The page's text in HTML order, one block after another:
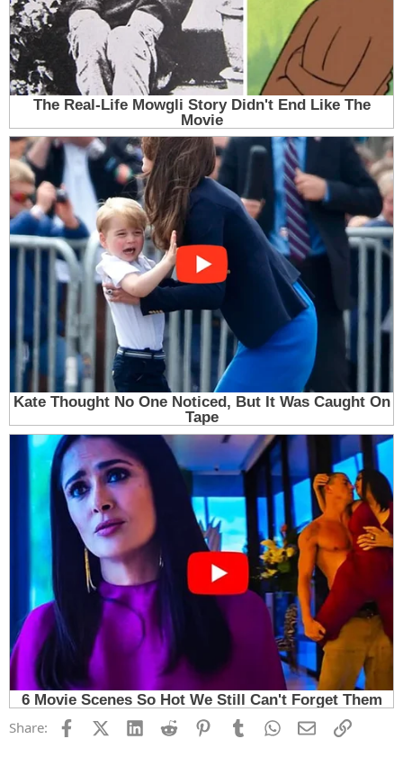
Share: FacebookX (Twitter)
LinkedInReddit PinterestTumblrWhatsApp
EmailLink